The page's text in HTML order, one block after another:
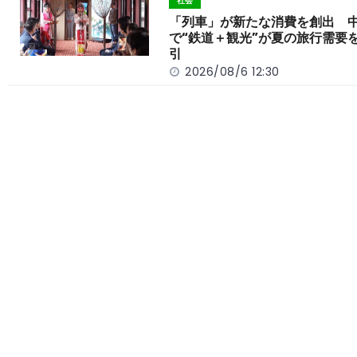
「列車」が新たな消費を創出
で“鉄道＋観光”が夏の旅行需要
引
2026/08/6 12:30